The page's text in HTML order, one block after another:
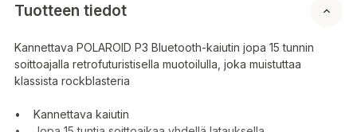
Tuotteen tiedot
Kannettava POLAROID P3 Bluetooth-kaiutin jopa 15 tunnin
soittoajalla retrofuturistisella muotoilulla, joka muistuttaa
klassista rockblasteria
• Kannettava kaiutin